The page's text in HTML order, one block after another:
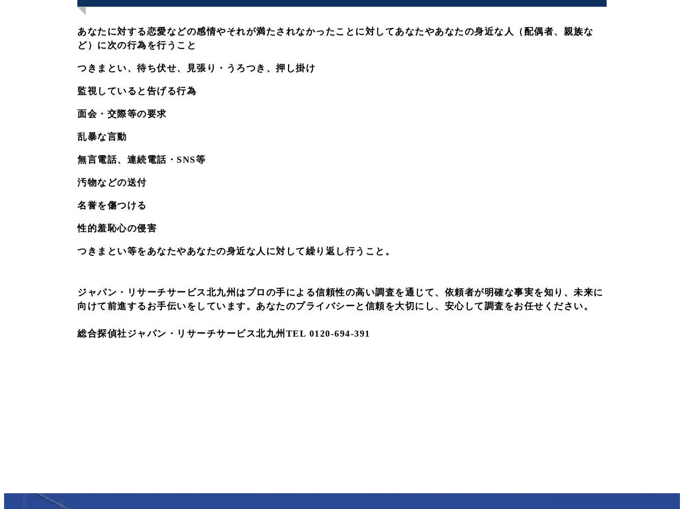
あなたに対する恋愛などの感情やそれが満たされなかったことに対してあなたやあなたの身近な人（配偶者、親族な
ど）に次の行為を行うこと
つきまとい、待ち伏せ、見張り・うろつき、押し掛け
監視していると告げる行為
面会・交際等の要求
乱暴な言動
無言電話、連続電話・SNS等
汚物などの送付
名誉を傷つける
性的羞恥心の侵害
つきまとい等をあなたやあなたの身近な人に対して繰り返し行うこと。
ジャパン・リサーチサービス北九州はプロの手による信頼性の高い調査を通じて、依頼者が明確な事実を知り、未来に
向けて前進するお手伝いをしています。あなたのプライバシーと信頼を大切にし、安心して調査をお任せください。
総合探偵社ジャパン・リサーチサービス北九州TEL 0120-694-391